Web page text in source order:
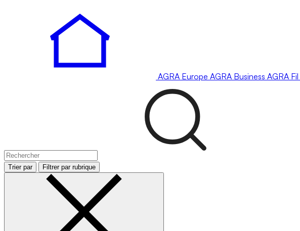
AGRA Europe AGRA Business AGRA Fil
Trier par Filtrer par rubrique